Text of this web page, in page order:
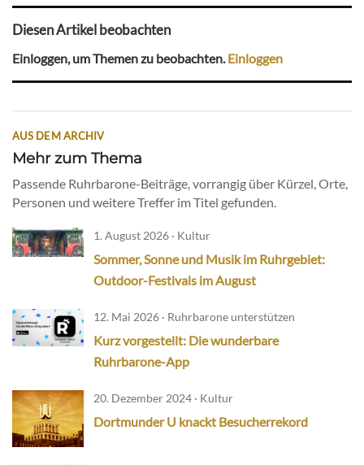
Diesen Artikel beobachten
Einloggen, um Themen zu beobachten.Einloggen
AUS DEM ARCHIV
Mehr zum Thema
Passende Ruhrbarone-Beiträge, vorrangig über Kürzel, Orte,
Personen und weitere Treffer im Titel gefunden.
1. August 2026 · Kultur
Sommer, Sonne und Musik im Ruhrgebiet:
Outdoor-Festivals im August
12. Mai 2026 · Ruhrbarone unterstützen
Kurz vorgestellt: Die wunderbare
Ruhrbarone-App
20. Dezember 2024 · Kultur
Dortmunder U knackt Besucherrekord